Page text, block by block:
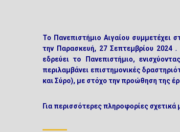
To Πανεπιστήμιο Αιγαίου συμμετέχει
την Παρασκευή, 27 Σεπτεμβρίου 2024 .
εδρεύει το Πανεπιστήμιο,
περιλαμβάνει επιστημονικές
και Σύρο), με στόχο την προώθηση της
Για περισσότερες πληροφορίες σχετικά